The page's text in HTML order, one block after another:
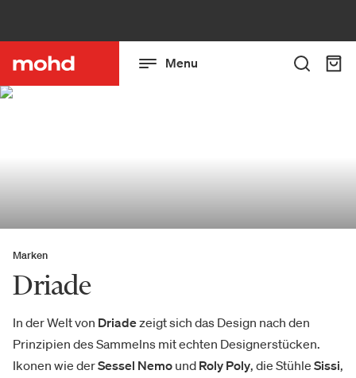
Menu
Marken
Driade
In der Welt von Driadezeigt sich das Design nach den
Prinzipien des Sammelns mit echten Designerstücken.
Ikonen wie derSessel Nemo und Roly Poly, die Stühle Sissi,